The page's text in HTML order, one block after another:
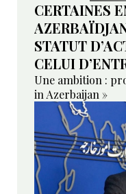
CERTAINES
STATUT
CELUI
Une ambition :
in Azerbaijan »